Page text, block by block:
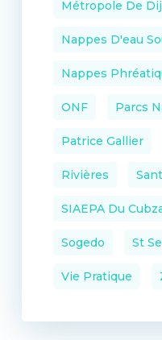
Métropole De
Nappes D'eau
Nappes
ONF Parcs
Patrice Gallier
Rivières
SIAEPA Du
Sogedo St
Vie Pratique